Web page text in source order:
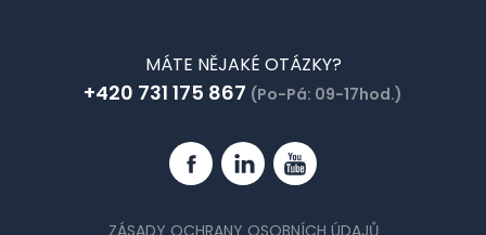
MÁTE NĚJAKÉ OTÁZKY?
+420 731 175 867 (Po-Pá: 09-17hod.)
FacebookLinkedinYouTube
ZÁSADY OCHRANY OSOBNÍCH ÚDAJŮ